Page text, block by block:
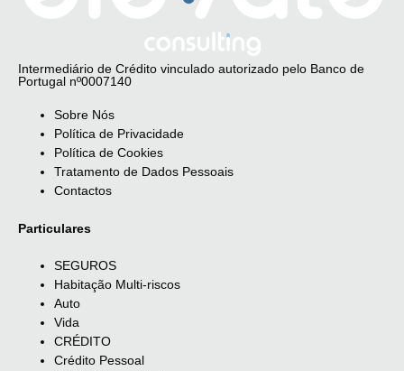
Intermediário de Crédito vinculado autorizado pelo Banco de
Portugal nº0007140
Sobre Nós
Política de Privacidade
Política de Cookies
Tratamento de Dados Pessoais
Contactos
Particulares
SEGUROS
Habitação Multi-riscos
Auto
Vida
CRÉDITO
Crédito Pessoal